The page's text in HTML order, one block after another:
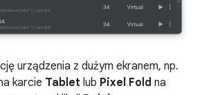
urządzenia z dużym ekranem, np.
karcie Tablet lub Pixel Fold na